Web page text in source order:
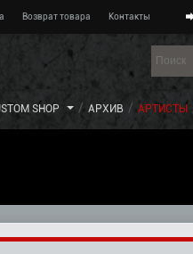
SHOP АРХИВ АРТИСТЫ
Возврат товара Контакты